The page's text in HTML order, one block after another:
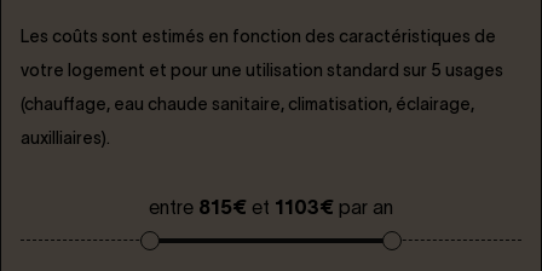
Les coûts sont estimés en fonction des caractéristiques de
votre logement et pour une utilisation standard sur 5 usages
(chauffage, eau chaude sanitaire, climatisation, éclairage,
auxilliaires).
entre 815€ et 1103€ par an